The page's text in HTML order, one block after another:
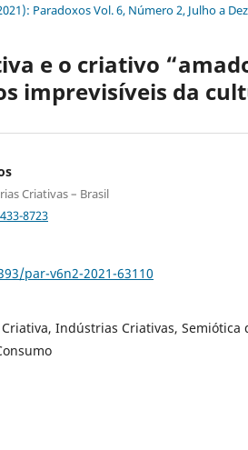
Paradoxos Vol. 6, Número 2, Julho a
e o criativo
imprevisíveis da
Criativas – Brasil
8723
par-v6n2-2021-63110
Indústrias Criativas, Semiótica